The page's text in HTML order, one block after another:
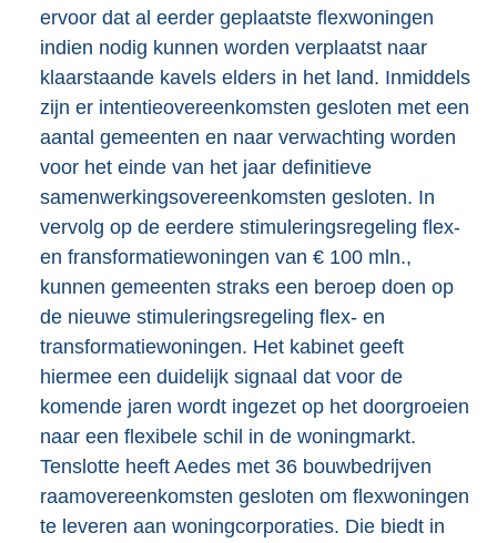
n
e
l
i
n
k
:
ervoor dat al eerder geplaatste flexwoningen
indien nodig kunnen worden verplaatst naar
klaarstaande kavels elders in het land. Inmiddels
zijn er intentieovereenkomsten gesloten met een
aantal gemeenten en naar verwachting worden
voor het einde van het jaar definitieve
samenwerkingsovereenkomsten gesloten. In
vervolg op de eerdere stimuleringsregeling flex-
en fransformatiewoningen van € 100 mln.,
kunnen gemeenten straks een beroep doen op
de nieuwe stimuleringsregeling flex- en
transformatiewoningen. Het kabinet geeft
hiermee een duidelijk signaal dat voor de
komende jaren wordt ingezet op het doorgroeien
naar een flexibele schil in de woningmarkt.
Tenslotte heeft Aedes met 36 bouwbedrijven
raamovereenkomsten gesloten om flexwoningen
te leveren aan woningcorporaties. Die biedt in